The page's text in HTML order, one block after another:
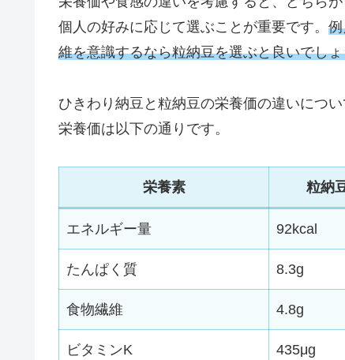
個人の好みに応じて選ぶことが重要です。
維を意識するなら粒納豆を選ぶと良いでし
ひきわり納豆と粒納豆の栄養価の違いにつ
栄養価は以下の通りです。
栄養素 粒納
エネルギー量 92kcal
たんぱく質 8.3g
食物繊維 4.8g
ビタミンK 435μg